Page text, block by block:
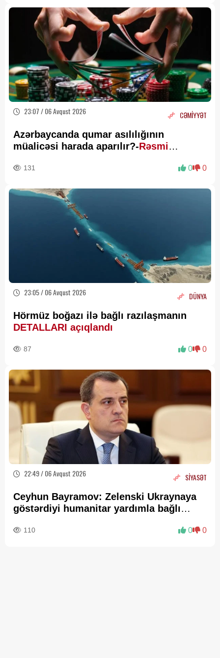
23:07 / 06 Avqust 2026 CƏMİYYƏT
Azərbaycanda qumar asılılığının
müalicəsi harada aparılır?-Rəsmi
131 0 0
23:05 / 06 Avqust 2026 DÜNYA
Hörmüz boğazı ilə bağlı razılaşmanın
DETALLARI açıqlandı
87 0 0
22:49 / 06 Avqust 2026 SİYASƏT
Ceyhun Bayramov: Zelenski Ukraynaya
göstərdiyi humanitar yardımla bağlı
110 0 0